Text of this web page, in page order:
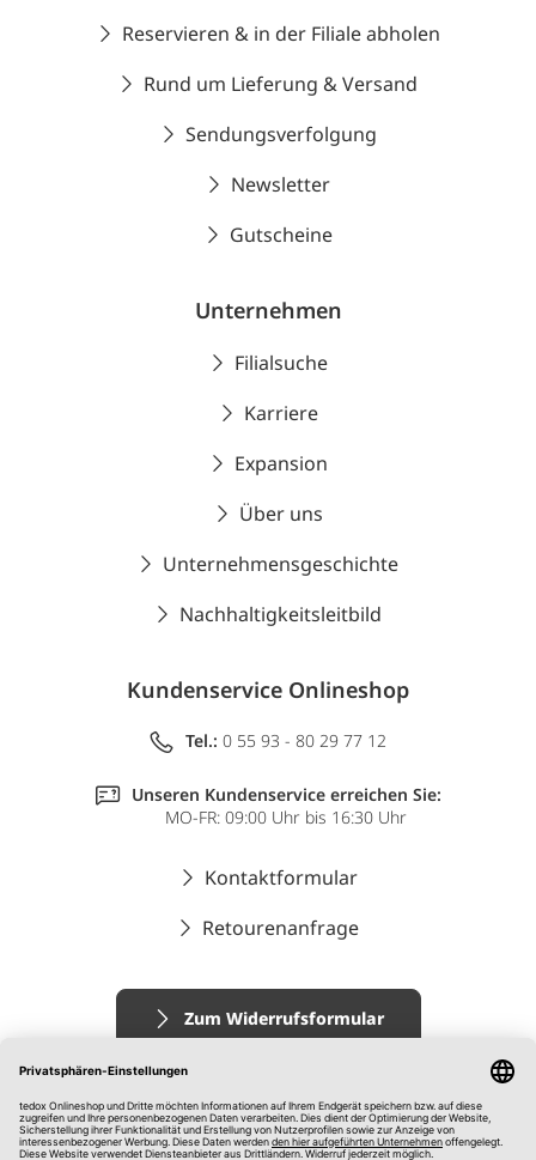
Reservieren & in der Filiale abholen
Rund um Lieferung & Versand
Sendungsverfolgung
Newsletter
Gutscheine
Unternehmen
Filialsuche
Karriere
Expansion
Über uns
Unternehmensgeschichte
Nachhaltigkeitsleitbild
Kundenservice Onlineshop
Tel.: 0 55 93 - 80 29 77 12
Unseren Kundenservice erreichen Sie:
MO-FR: 09:00 Uhr bis 16:30 Uhr
Kontaktformular
Retourenanfrage
Zum Widerrufsformular
Impressum